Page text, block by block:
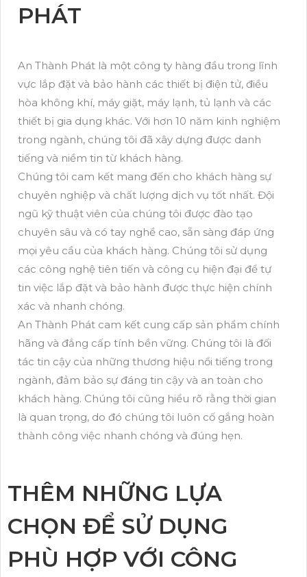
PHÁT
An Thành Phát là một công ty hàng đầu trong lĩnh
vực lắp đặt và bảo hành các thiết bị điện tử, điều
hòa không khí, máy giặt, máy lạnh, tủ lạnh và các
thiết bị gia dụng khác. Với hơn 10 năm kinh nghiệm
trong ngành, chúng tôi đã xây dựng được danh
tiếng và niềm tin từ khách hàng.
Chúng tôi cam kết mang đến cho khách hàng sự
chuyên nghiệp và chất lượng dịch vụ tốt nhất. Đội
ngũ kỹ thuật viên của chúng tôi được đào tạo
chuyên sâu và có tay nghề cao, sẵn sàng đáp ứng
mọi yêu cầu của khách hàng. Chúng tôi sử dụng
các công nghệ tiên tiến và công cụ hiện đại để tự
tin việc lắp đặt và bảo hành được thực hiện chính
xác và nhanh chóng.
An Thành Phát cam kết cung cấp sản phẩm chính
hãng và đẳng cấp tính bền vững. Chúng tôi là đối
tác tin cậy của những thương hiệu nổi tiếng trong
ngành, đảm bảo sự đáng tin cậy và an toàn cho
khách hàng. Chúng tôi cũng hiểu rõ rằng thời gian
là quan trọng, do đó chúng tôi luôn cố gắng hoàn
thành công việc nhanh chóng và đúng hẹn.
THÊM NHỮNG LỰA
CHỌN ĐỂ SỬ DỤNG
PHÙ HỢP VỚI CÔNG